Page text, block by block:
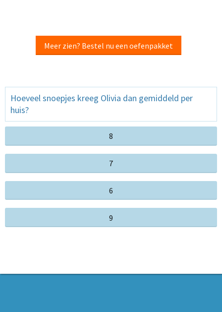
Meer zien? Bestel nu een oefenpakket
Hoeveel snoepjes kreeg Olivia dan gemiddeld per
huis?
8
7
6
9